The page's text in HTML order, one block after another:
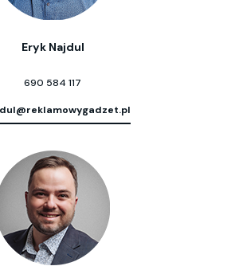
Eryk Najdul
690 584 117